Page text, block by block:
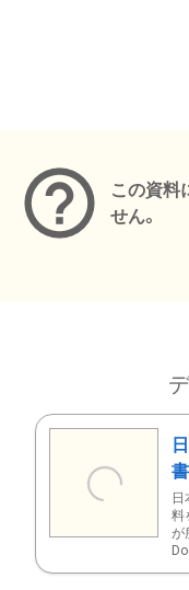
この資料
せん。
書
日
料
が